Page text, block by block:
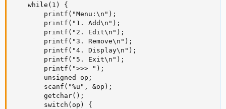
    while(1) {
        printf("Menu:\n");
        printf("1. Add\n");
        printf("2. Edit\n");
        printf("3. Remove\n");
        printf("4. Display\n");
        printf("5. Exit\n");
        printf(">>> ");
        unsigned op;
        scanf("%u", &op);
        getchar();
        switch(op) {